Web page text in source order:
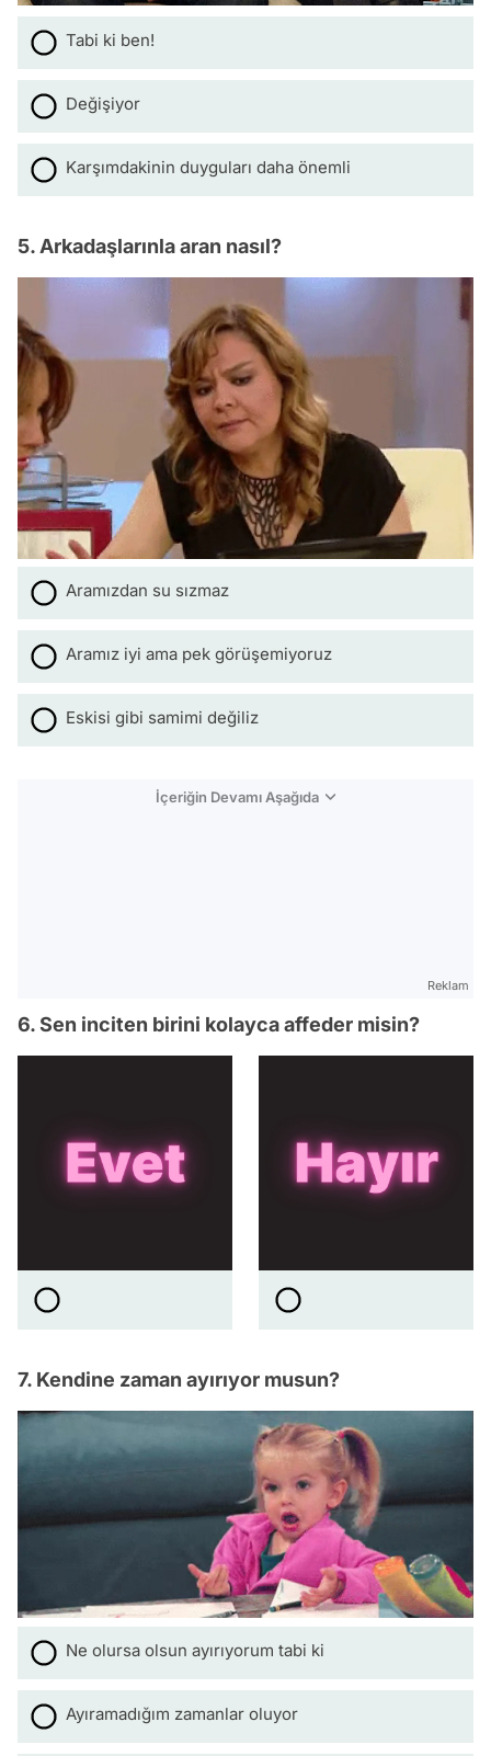
Tabi ki ben!
Değişiyor
Karşımdakinin duyguları daha önemli
5. Arkadaşlarınla aran nasıl?
Aramızdan su sızmaz
Aramız iyi ama pek görüşemiyoruz
Eskisi gibi samimi değiliz
İçeriğin Devamı Aşağıda
Reklam
6. Sen inciten birini kolayca affeder misin?
7. Kendine zaman ayırıyor musun?
Ne olursa olsun ayırıyorum tabi ki
Ayıramadığım zamanlar oluyor